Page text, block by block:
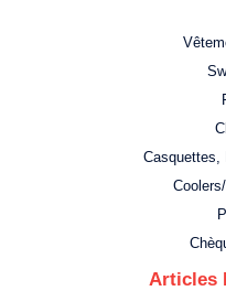
Casquettes,
Articles